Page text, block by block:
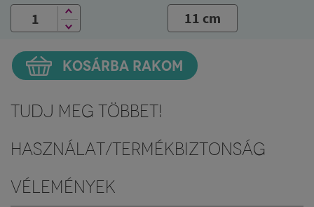
11 cm
KOSÁRBA RAKOM
Tudj meg többet!
Használat/Termékbiztonság
Vélemények